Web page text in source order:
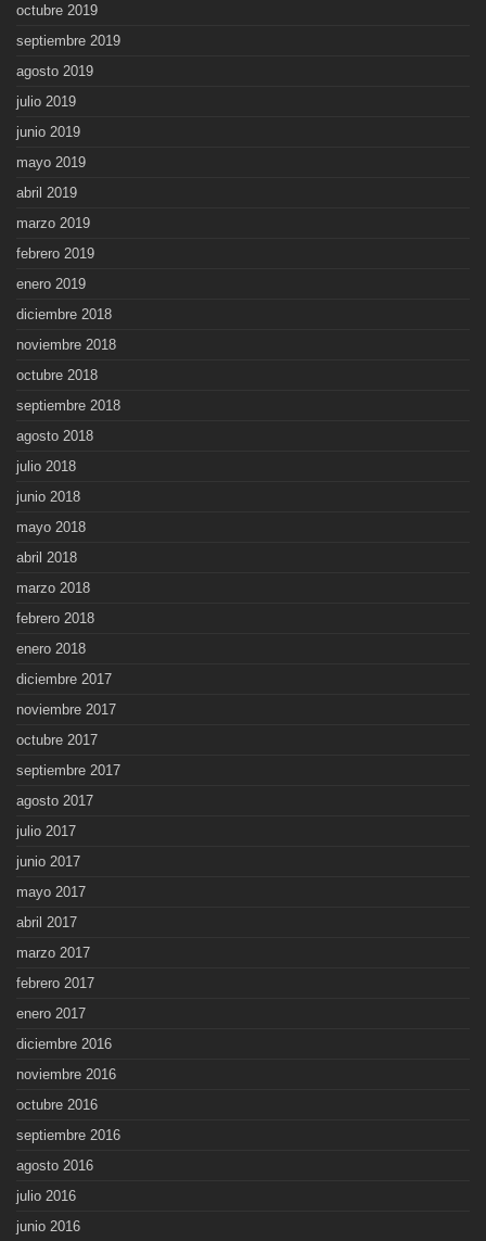
octubre 2019
septiembre 2019
agosto 2019
julio 2019
junio 2019
mayo 2019
abril 2019
marzo 2019
febrero 2019
enero 2019
diciembre 2018
noviembre 2018
octubre 2018
septiembre 2018
agosto 2018
julio 2018
junio 2018
mayo 2018
abril 2018
marzo 2018
febrero 2018
enero 2018
diciembre 2017
noviembre 2017
octubre 2017
septiembre 2017
agosto 2017
julio 2017
junio 2017
mayo 2017
abril 2017
marzo 2017
febrero 2017
enero 2017
diciembre 2016
noviembre 2016
octubre 2016
septiembre 2016
agosto 2016
julio 2016
junio 2016